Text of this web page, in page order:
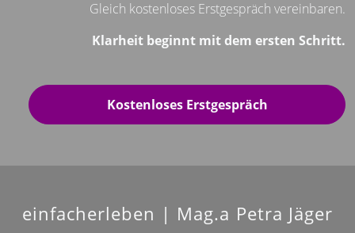
Gleich kostenloses Erstgespräch vereinbaren.
Klarheit beginnt mit dem ersten Schritt.
Kostenloses Erstgespräch
einfacherleben | Mag.a Petra Jäger